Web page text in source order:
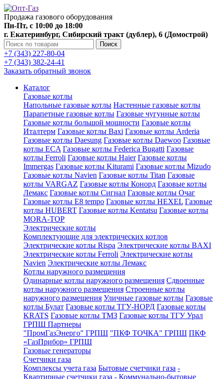
Продажа газового оборудования
Пн-Пт, с 10:00 до 18:00
г. Екатеринбург, Сибирский тракт (дублер), 6 (Домострой)
Поиск
+7 (343) 227-80-04
+7 (343) 382-24-41
Заказать обратный звонок
Каталог
Газовые котлы
Напольные газовые котлы Настенные газовые котлы
Парапетные газовые котлы Газовые чугунные котлы
Газовые котлы большой мощности Газовые котлы
Италтерм Газовые котлы Baxi Газовые котлы Arderia
Газовые котлы Daesung Газовые котлы Daewoo Газовые
котлы ECA Газовые котлы Federica Bugatti Газовые
котлы Ferroli Газовые котлы Haier Газовые котлы
Immergas Газовые котлы Kiturami Газовые котлы Mizudo
Газовые котлы Navien Газовые котлы Titan Газовые
котлы VARGAZ Газовые котлы Конорд Газовые котлы
Лемакс Газовые котлы Сигнал Газовые котлы Очаг
Газовые котлы E8 tempo Газовые котлы HEXEL Газовые
котлы HUBERT Газовые котлы Kentatsu Газовые котлы
MORA-TOP
Электрические котлы
Комплектующие для электрических котлов
Электрические котлы Rispa Электрические котлы BAXI
Электрические котлы Ferroli Электрические котлы
Navien Электрические котлы Лемакс
Котлы наружного размещения
Одинарные котлы наружного размещения Сдвоенные
котлы наружного размещения Строенные котлы
наружного размещения Уличные газовые котлы Газовые
котлы Булат Газовые котлы ТГУ-НОРД Газовые котлы
KRATS Газовые котлы ТМЗ Газовые котлы ТГУ Урал
ГРПШ Партнеры
"ПромГазЭнерго" ГРПШ "ПКФ ТОЧКА" ГРПШ ПКФ
«ГазПрибор» ГРПШ
Газовые генераторы
Счетчики газа
Комплексы учета газа Бытовые счетчики газа -
Квартирные счетчики газа - Коммунально-бытовые